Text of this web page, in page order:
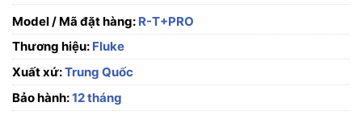
Model / Mã đặt hàng: R-T+PRO
Thương hiệu: Fluke
Xuất xứ:Trung Quốc
Bảo hành:12 tháng